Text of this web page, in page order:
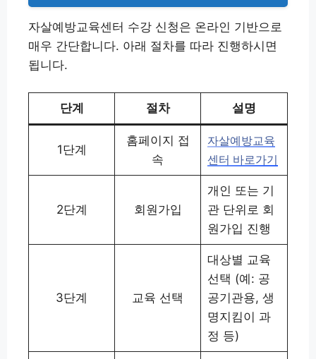
자살예방교육센터 수강 신청은 온라인 기반으로
매우 간단합니다. 아래 절차를 따라 진행하시면
됩니다.
단계 절차 설명
1단계
홈페이지 접
속
자살예방교육
센터 바로가기
2단계 회원가입
개인 또는 기
관 단위로 회
원가입 진행
3단계 교육 선택
대상별 교육
선택 (예: 공
공기관용, 생
명지킴이 과
정 등)